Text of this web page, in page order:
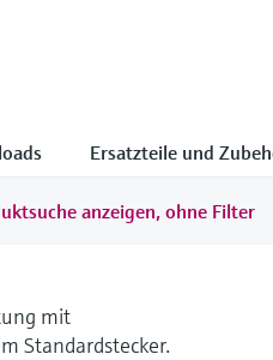
Ersatzteile und
anzeigen, ohne Filter
mit
Standardstecker.